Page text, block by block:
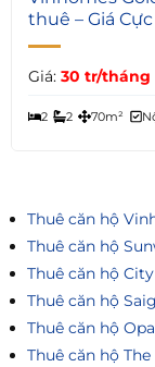
thuê – Giá
Giá: 30 tr/tháng
2 2 70m²
Thuê căn hộ
Thuê căn hộ
Thuê căn hộ
Thuê căn hộ